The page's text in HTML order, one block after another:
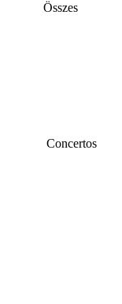
Összes
Concertos